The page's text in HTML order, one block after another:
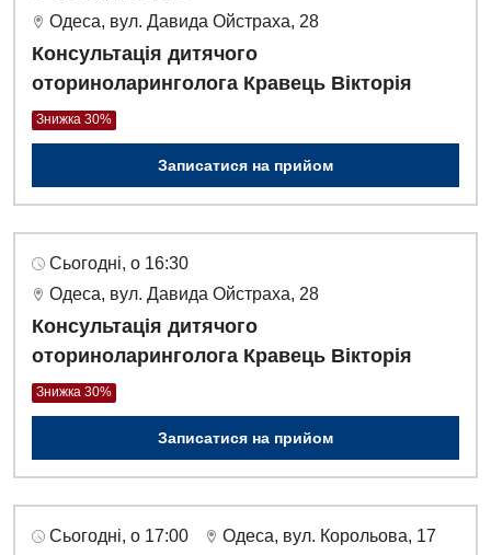
Одеса, вул. Давида Ойстраха, 28
Консультація дитячого
оториноларинголога Кравець Вікторія
Знижка 30%
Записатися на прийом
Сьогодні, о 16:30
Одеса, вул. Давида Ойстраха, 28
Консультація дитячого
оториноларинголога Кравець Вікторія
Знижка 30%
Записатися на прийом
Сьогодні, о 17:00 Одеса, вул. Корольова, 17